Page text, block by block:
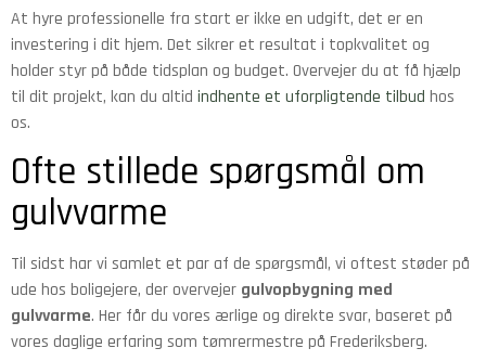
At hyre professionelle fra start er ikke en udgift, det er en
investering i dit hjem. Det sikrer et resultat i topkvalitet og
holder styr på både tidsplan og budget. Overvejer du at få hjælp
til dit projekt, kan du altid indhente et uforpligtende tilbud hos
os.
Ofte stillede spørgsmål om
gulvvarme
Til sidst har vi samlet et par af de spørgsmål, vi oftest støder på
ude hos boligejere, der overvejer gulvopbygning med
gulvvarme. Her får du vores ærlige og direkte svar, baseret på
vores daglige erfaring som tømrermestre på Frederiksberg.